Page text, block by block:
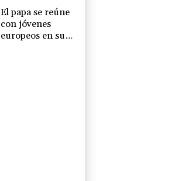
El papa se reúne
con jóvenes
europeos en su